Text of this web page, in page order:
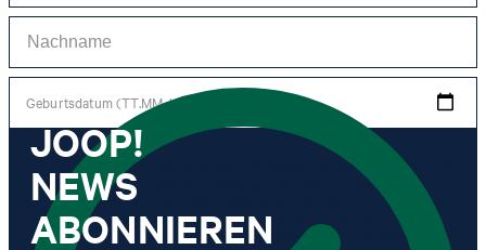
Geburtsdatum (TT.MM.JJJJ)
*Ich stimme der Erhebung, Verarbeitung und Nutzung von Tracking-Daten des
Newsletters zu Zwecken der persönlichen Beratung, im Rahmen des
Kundenservice sowie der Personalisierung von Werbung zu. Erhoben werden
Informationen zum Newsletter (Name des Newsletters, Kategorie des
Newsletters, Zeitpunkt des Versands, Öffnungszeitpunkt) und wann ich auf
JOOP!
NEWS
ABONNIEREN